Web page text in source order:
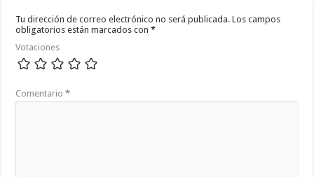
Tu dirección de correo electrónico no será publicada. Los campos
obligatorios están marcados con*
Votaciones
Comentario*